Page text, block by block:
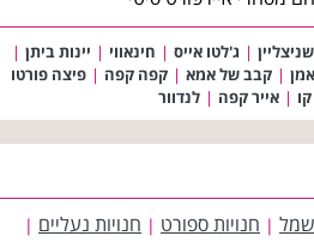
שניצליין | ג'לטו אייס | חינאווי | יינות ביתן |
| קבב של אמא | קפה קפה | פיצה פורטו
| אייר קפה | לנדוור
| חנויות ספורט | חנויות נעליים |